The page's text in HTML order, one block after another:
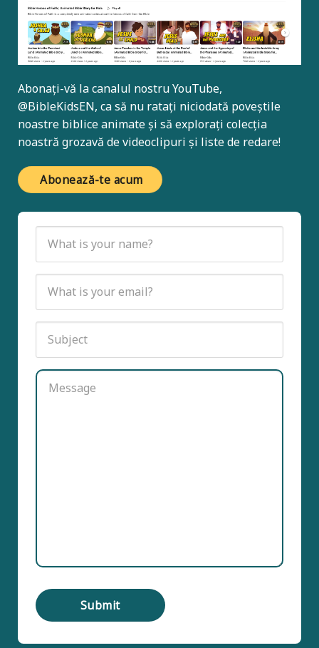
Abonați-vă la canalul nostru YouTube,
@BibleKidsEN, ca să nu ratați niciodată poveștile
noastre biblice animate și să explorați colecția
noastră grozavă de videoclipuri și liste de redare!
Abonează-te acum